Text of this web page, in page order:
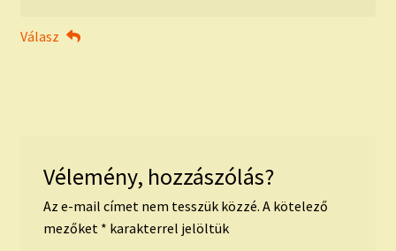
Válasz
Vélemény, hozzászólás?
Az e-mail címet nem tesszük közzé. A kötelező
mezőket * karakterrel jelöltük